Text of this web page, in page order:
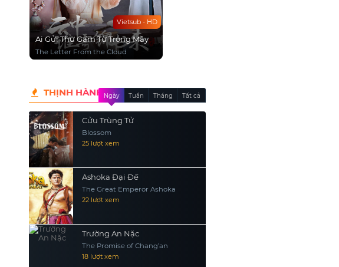
Vietsub - HD
Ai Gửi Thư Gấm Từ Trong Mây
The Letter From the Cloud
THỊNH HÀNH Ngày Tuần Tháng Tất cả
Cửu Trùng Tử
Blossom
25 lượt xem
Ashoka Đại Đế
The Great Emperor Ashoka
22 lượt xem
Trường An Nặc
The Promise of Chang’an
18 lượt xem